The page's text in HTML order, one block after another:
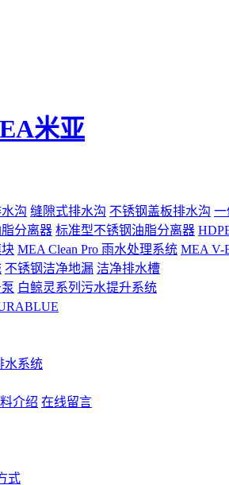
沟 缝隙式排水沟 不锈钢盖板排水沟 一
分离器 标准型不锈钢油脂分离器
MEA Clean Pro 雨水处理系统 MEA V-
不锈钢洁净地漏 洁净排水槽
白鲸灵系列污水提升系统
水系统
介绍 在线留言
式